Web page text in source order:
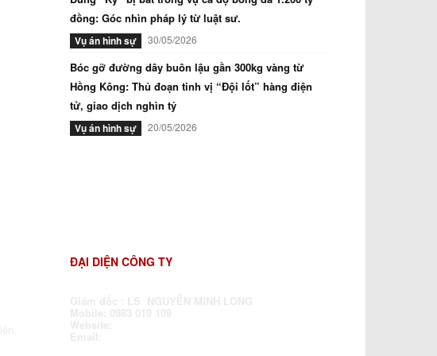
đồng: Góc nhìn pháp lý từ luật sư.
Vụ án hình sự 30/05/2026
Bóc gỡ đường dây buôn lậu gần 300kg vàng từ
Hồng Kông: Thủ đoạn tinh vị “Đội lốt” hàng điện
tử, giao dịch nghìn tỷ
Vụ án hình sự 20/05/2026
ĐẠI DIỆN CÔNG TY